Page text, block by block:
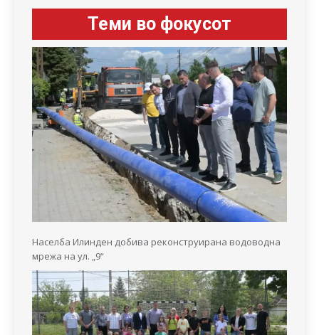
Теми во фокусот
Населба Илинден добива реконструирана водоводна
мрежа на ул. „9“